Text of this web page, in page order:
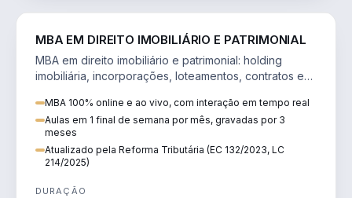
MBA EM DIREITO IMOBILIÁRIO E PATRIMONIAL
MBA em direito imobiliário e patrimonial: holding
imobiliária, incorporações, loteamentos, contratos e
MBA 100% online e ao vivo, com interação em tempo real
Aulas em 1 final de semana por mês, gravadas por 3
meses
Atualizado pela Reforma Tributária (EC 132/2023, LC
214/2025)
DURAÇÃO